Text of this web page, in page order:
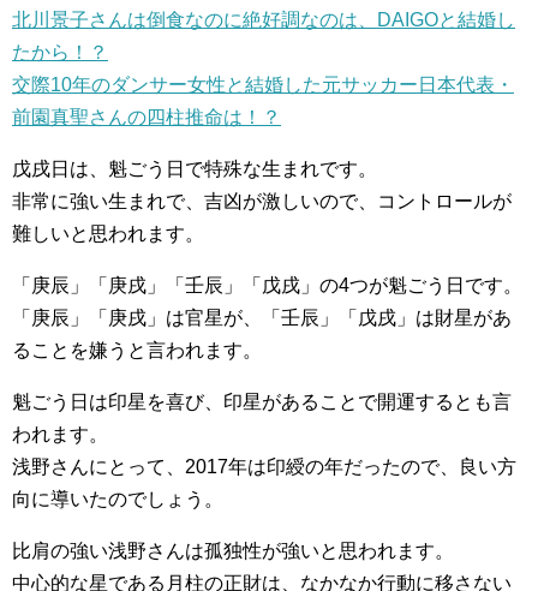
北川景子さんは倒食なのに絶好調なのは、DAIGOと結婚し
たから！？
交際10年のダンサー女性と結婚した元サッカー日本代表・
前園真聖さんの四柱推命は！？
戊戌日は、魁ごう日で特殊な生まれです。
非常に強い生まれで、吉凶が激しいので、コントロールが
難しいと思われます。
「庚辰」「庚戌」「壬辰」「戊戌」の4つが魁ごう日です。
「庚辰」「庚戌」は官星が、「壬辰」「戊戌」は財星があ
ることを嫌うと言われます。
魁ごう日は印星を喜び、印星があることで開運するとも言
われます。
浅野さんにとって、2017年は印綬の年だったので、良い方
向に導いたのでしょう。
比肩の強い浅野さんは孤独性が強いと思われます。
中心的な星である月柱の正財は、なかなか行動に移さない